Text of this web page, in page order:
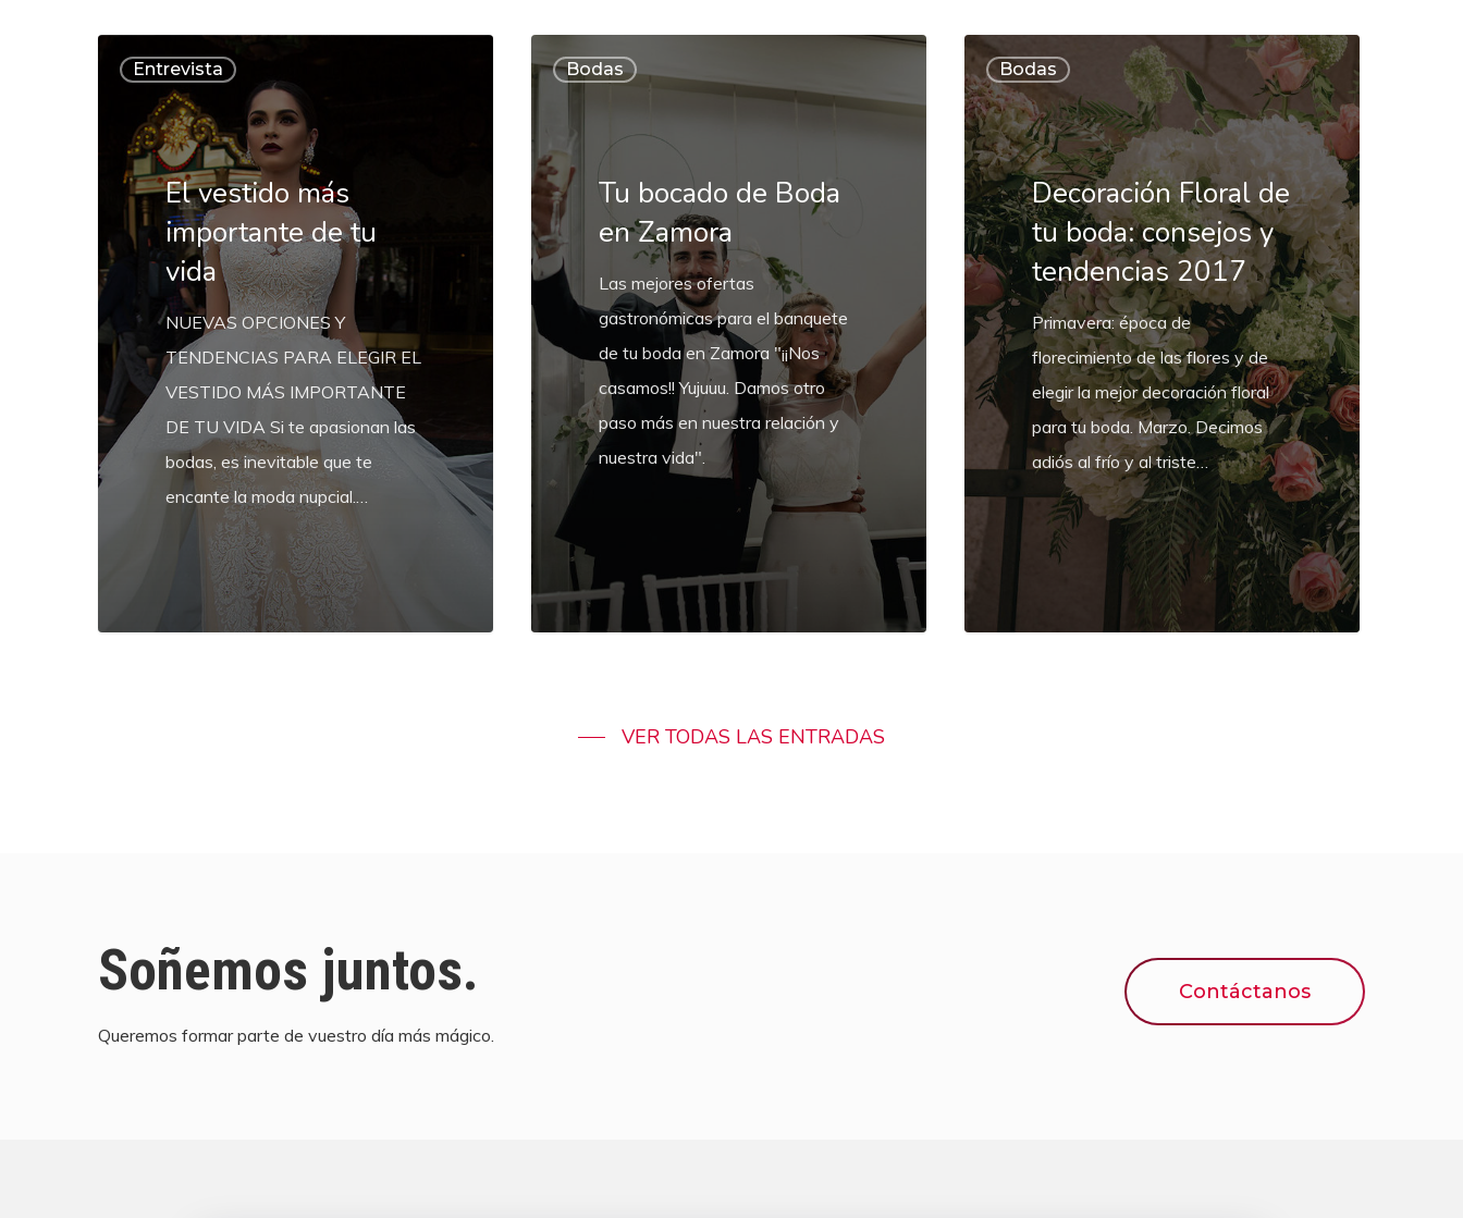
Entrevista
vestido
importante
vida
El vestido más
importante de tu
vida
NUEVAS OPCIONES Y
TENDENCIAS PARA ELEGIR EL
VESTIDO MÁS IMPORTANTE
DE TU VIDA Si te apasionan las
bodas, es inevitable que te
encante la moda nupcial.…
Bodas
bocado
Boda
en
Zamora
Tu bocado de Boda
en Zamora
Las mejores ofertas
gastronómicas para el banquete
de tu boda en Zamora "¡¡Nos
casamos!! Yujuuu. Damos otro
paso más en nuestra relación y
nuestra vida".
Bodas
Decoración
Floral
de
tu
boda:
consejos
y
tendencias
2017
Decoración Floral de
tu boda: consejos y
tendencias 2017
Primavera: época de
florecimiento de las flores y de
elegir la mejor decoración floral
para tu boda. Marzo. Decimos
adiós al frío y al triste…
VER TODAS LAS ENTRADAS
Soñemos juntos.
Queremos formar parte de vuestro día más mágico.
Contáctanos